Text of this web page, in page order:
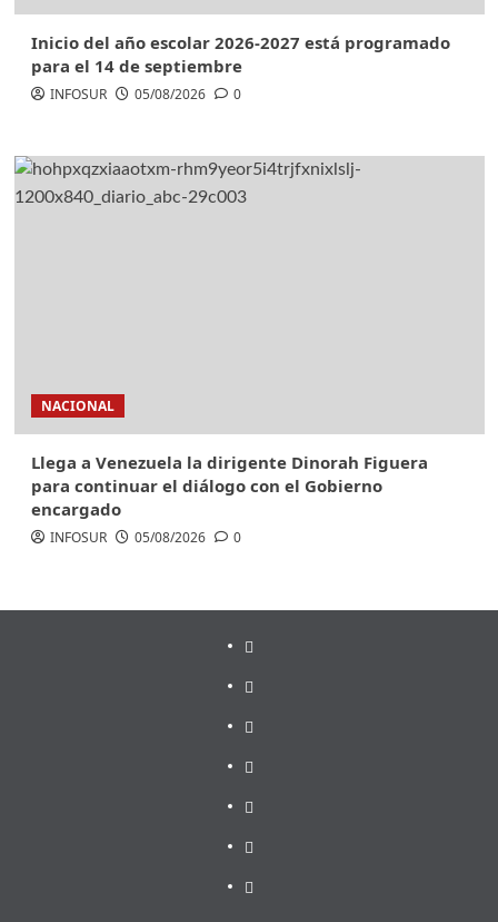
Inicio del año escolar 2026-2027 está programado
para el 14 de septiembre
INFOSUR 05/08/2026 0
NACIONAL
Llega a Venezuela la dirigente Dinorah Figuera
para continuar el diálogo con el Gobierno
encargado
INFOSUR 05/08/2026 0